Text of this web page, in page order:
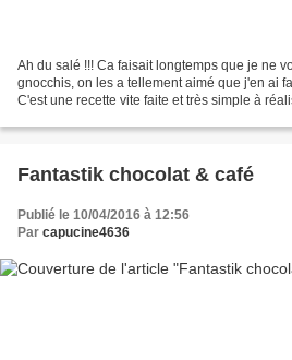
Ah du salé !!! Ca faisait longtemps que je ne
gnocchis, on les a tellement aimé que j'en ai
C'est une recette vite faite et très simple à
Fantastik chocolat & café
Publié le 10/04/2016 à 12:56
Par capucine4636